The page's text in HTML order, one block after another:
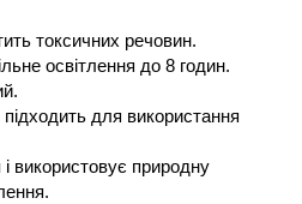
токсичних речовин.
освітлення до 8 годин.
для використання
використовує природну